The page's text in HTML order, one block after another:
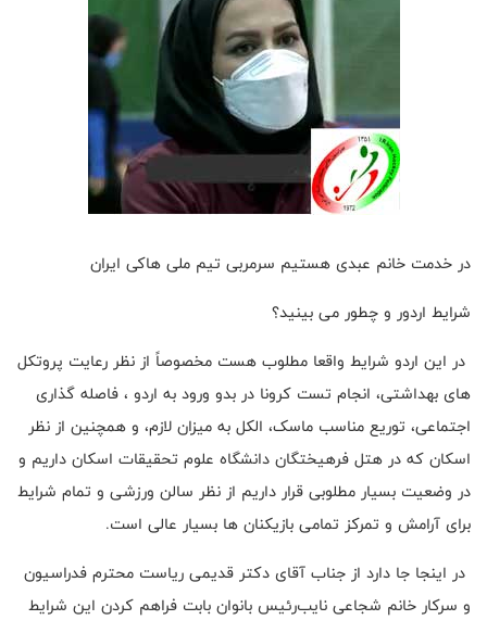
در خدمت خانم عبدی هستیم سرمربی تیم ملی هاکی ایران
شرایط اردور و چطور می بینید؟
در این اردو شرایط واقعا مطلوب هست مخصوصاً از نظر رعایت پروتکل
های بهداشتی، انجام تست کرونا در بدو ورود به اردو ، فاصله گذاری
اجتماعی، توریع مناسب ماسک، الکل به میزان لازم، و همچنین از نظر
اسکان که در هتل فرهیختگان دانشگاه علوم تحقیقات اسکان داریم و
در وضعیت بسیار مطلوبی قرار داریم از نظر سالن ورزشی و تمام شرایط
برای آرامش و تمرکز تمامی بازیکنان ها بسیار عالی است.
در اینجا جا دارد از جناب آقای دکتر قدیمی ریاست محترم فدراسیون
و سرکار خانم شجاعی نایب‌رئیس بانوان بابت فراهم کردن این شرایط